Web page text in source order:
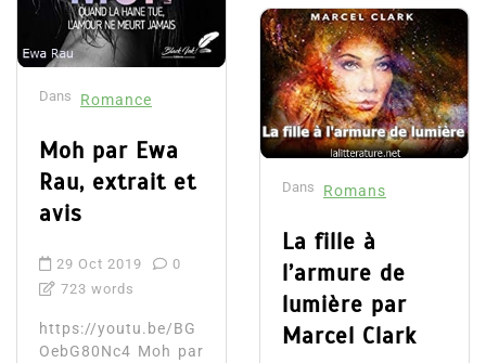
Dans Romance
Moh par Ewa
Rau, extrait et
avis
29 Oct 2019
0
723 words
https://youtu.be/BG
OebG80Nc4 Moh par
Dans Romans
La fille à
l’armure de
lumière par
Marcel Clark